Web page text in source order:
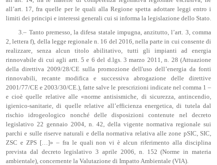
all’art. 17, fra quelle per le quali alla Regione spetta adottare leggi entro i
limiti dei principi e interessi generali cui si informa la legislazione dello Stato.
3.– Tanto premesso, la difesa statale impugna, anzitutto, l’art. 3, comma
2, lettera f), della legge regionale n. 16 del 2016, nella parte in cui consente di
realizzare, senza alcun titolo abilitativo, tutti gli impianti ad energia
rinnovabile di cui agli artt. 5 e 6 del d.lgs. 3 marzo 2011, n. 28 (Attuazione
della direttiva 2009/28/CE sulla promozione dell'uso dell’energia da fonti
rinnovabili, recante modifica e successiva abrogazione delle direttive
2001/77/CE e 2003/30/CE.), fatte salve le prescrizioni indicate nel comma 1 –
e cioè quelle relative alle «norme antisismiche, di sicurezza, antincendio,
igienico-sanitarie, di quelle relative all’efficienza energetica, di tutela dal
rischio idrogeologico nonché delle disposizioni contenute nel decreto
legislativo 22 gennaio 2004, n. 42, della vigente normativa regionale sui
parchi e sulle riserve naturali e della normativa relativa alle zone pSIC, SIC,
ZSC e ZPS […]» – fra le quali non vi è alcun riferimento alla disciplina
prevista dal decreto legislativo 3 aprile 2006, n. 152 (Norme in materia
ambientale), concernente la Valutazione di Impatto Ambientale (VIA).